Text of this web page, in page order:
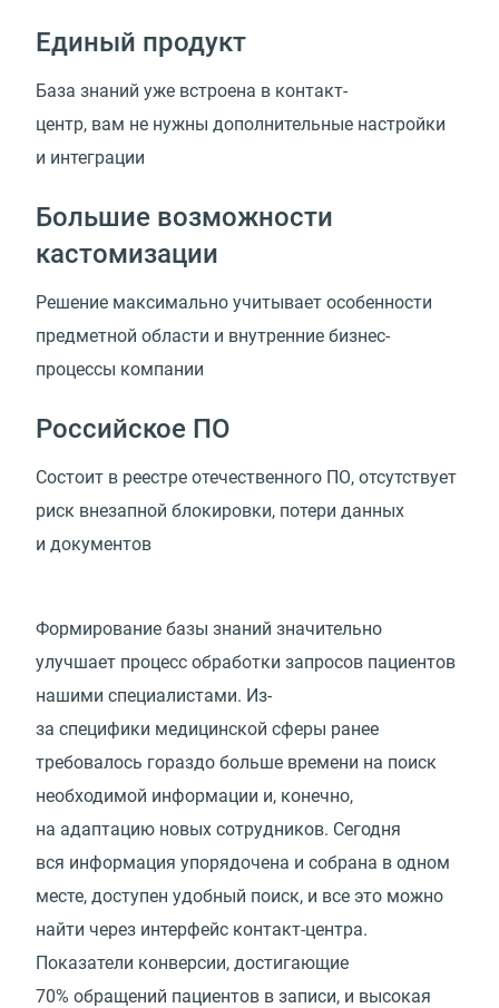
Единый продукт
База знаний уже встроена в контакт-
центр, вам не нужны дополнительные настройки
и интеграции
Большие возможности
кастомизации
Решение максимально учитывает особенности
предметной области и внутренние бизнес-
процессы компании
Российское ПО
Состоит в реестре отечественного ПО, отсутствует
риск внезапной блокировки, потери данных
и документов
Формирование базы знаний значительно
улучшает процесс обработки запросов пациентов
нашими специалистами. Из-
за специфики медицинской сферы ранее
требовалось гораздо больше времени на поиск
необходимой информации и, конечно,
на адаптацию новых сотрудников. Сегодня
вся информация упорядочена и собрана в одном
месте, доступен удобный поиск, и все это можно
найти через интерфейс контакт-центра.
Показатели конверсии, достигающие
70% обращений пациентов в записи, и высокая